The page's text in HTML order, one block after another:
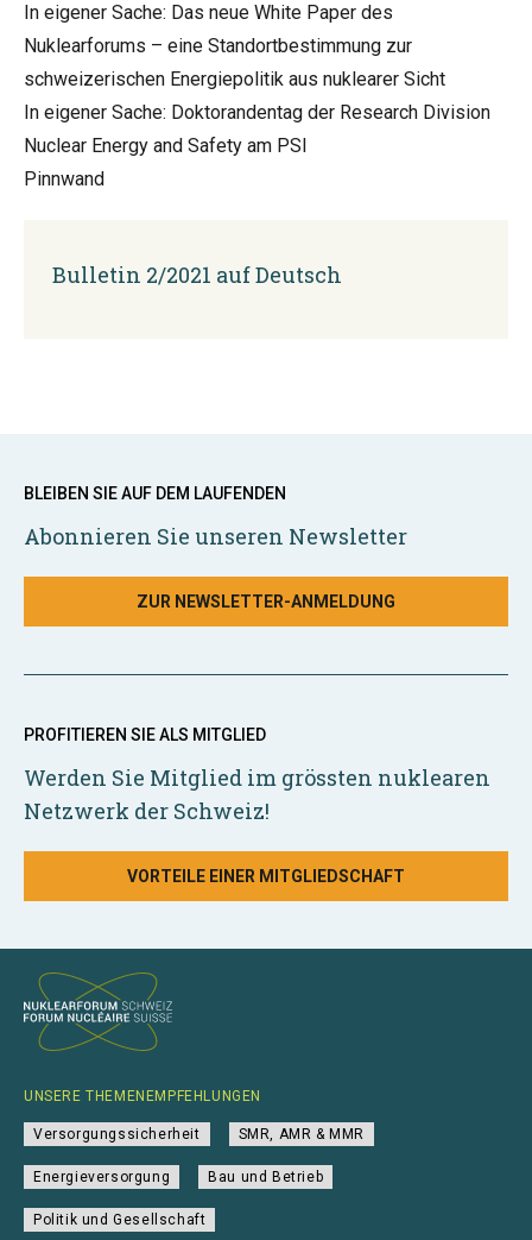
In eigener Sache: Das neue White Paper des
Nuklearforums – eine Standortbestimmung zur
schweizerischen Energiepolitik aus nuklearer Sicht
In eigener Sache: Doktorandentag der Research Division
Nuclear Energy and Safety am PSI
Pinnwand
Bulletin 2/2021 auf Deutsch
BLEIBEN SIE AUF DEM LAUFENDEN
Abonnieren Sie unseren Newsletter
ZUR NEWSLETTER-ANMELDUNG
PROFITIEREN SIE ALS MITGLIED
Werden Sie Mitglied im grössten nuklearen
Netzwerk der Schweiz!
VORTEILE EINER MITGLIEDSCHAFT
UNSERE THEMENEMPFEHLUNGEN
Versorgungssicherheit SMR, AMR & MMR
Energieversorgung Bau und Betrieb
Politik und Gesellschaft